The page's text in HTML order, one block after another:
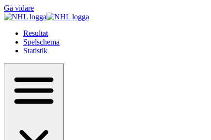
Gå vidare
Resultat
Spelschema
Statistik